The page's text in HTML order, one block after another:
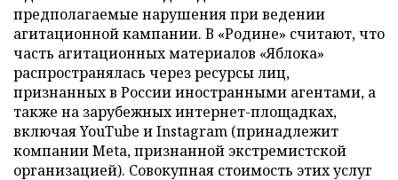
предполагаемые нарушения при ведении
агитационной кампании. В «Родине» считают, что
часть агитационных материалов «Яблока»
распространялась через ресурсы лиц,
признанных в России иностранными агентами, а
также на зарубежных интернет-площадках,
включая YouTube и Instagram (принадлежит
компании Meta, признанной экстремистской
организацией). Совокупная стоимость этих услуг